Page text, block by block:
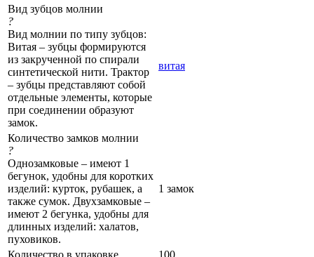
Вид зубцов молнии
?
Вид молнии по типу зубцов:
Витая – зубцы формируются
из закрученной по спирали
синтетической нити. Трактор
– зубцы представляют собой
отдельные элементы, которые
при соединении образуют
замок.
витая
Количество замков молнии
?
Однозамковые – имеют 1
бегунок, удобны для коротких
изделий: курток, рубашек, а
также сумок. Двухзамковые –
имеют 2 бегунка, удобны для
длинных изделий: халатов,
пуховиков.
1 замок
Количество в упаковке
100